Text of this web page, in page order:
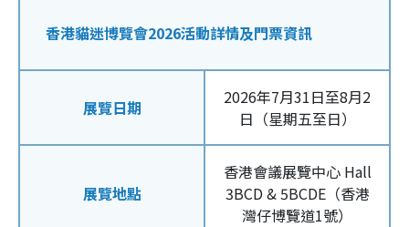
香港貓迷博覽會2026活動詳情及門票資訊
展覽日期
2026年7月31日至8月2
日（星期五至日）
展覽地點
香港會議展覽中心 Hall
3BCD & 5BCDE（香港
灣仔博覽道1號）